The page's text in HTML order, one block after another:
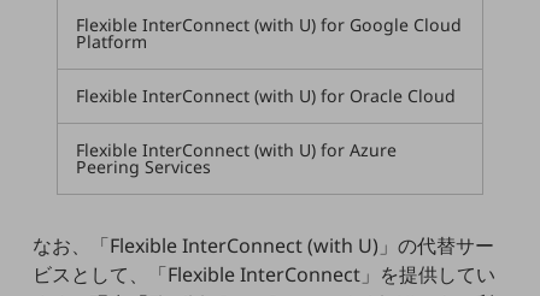
電話・映像コミュニケーション
セキュリティ
データ利活用
Flexible InterConnect (with U) for Google Cloud
Platform
Flexible InterConnect (with U) for Oracle Cloud
Flexible InterConnect (with U) for Azure
Peering Services
なお、「Flexible InterConnect (with U)」の代替サー
ビスとして、「Flexible InterConnect」を提供してい